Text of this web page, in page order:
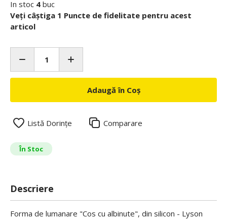
In stoc 4 buc
Veți câștiga 1 Puncte de fidelitate pentru acest
articol
Adaugă în Coș
Listă Dorințe Comparare
În Stoc
Descriere
Forma de lumanare "Cos cu albinute", din silicon - Lyson